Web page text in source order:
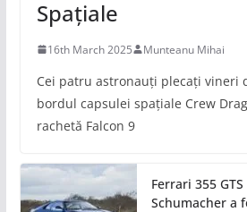
Spațiale
16th March 2025 Munteanu Mihai
Cei patru astronauți plecați vineri
bordul capsulei spațiale Crew
rachetă Falcon 9
Ferrari 355
Schumacher a